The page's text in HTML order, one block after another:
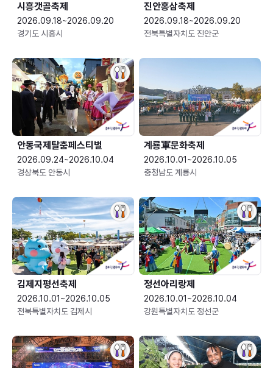
시흥갯골축제
2026.09.18~2026.09.20
경기도 시흥시
진안홍삼축제
2026.09.18~2026.09.20
전북특별자치도 진안군
안동국제탈춤페스티벌
2026.09.24~2026.10.04
경상북도 안동시
2026.10.01~2026.10.05
충청남도 계룡시
김제지평선축제
2026.10.01~2026.10.05
전북특별자치도 김제시
정선아리랑제
2026.10.01~2026.10.04
강원특별자치도 정선군